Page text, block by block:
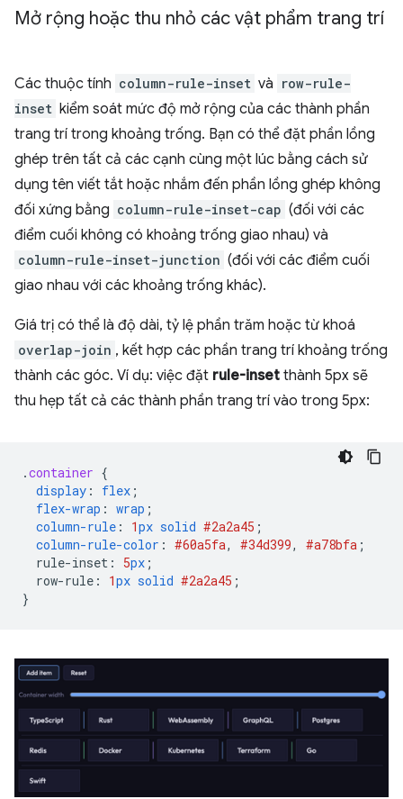
Mở rộng hoặc thu nhỏ các vật phẩm trang trí
Các thuộc tính column-rule-inset và row-rule-
inset kiểm soát mức độ mở rộng của các thành phần
trang trí trong khoảng trống. Bạn có thể đặt phần lồng
ghép trên tất cả các cạnh cùng một lúc bằng cách sử
dụng tên viết tắt hoặc nhắm đến phần lồng ghép không
đối xứng bằng column-rule-inset-cap (đối với các
điểm cuối không có khoảng trống giao nhau) và
column-rule-inset-junction (đối với các điểm cuối
giao nhau với các khoảng trống khác).
Giá trị có thể là độ dài, tỷ lệ phần trăm hoặc từ khoá
overlap-join , kết hợp các phần trang trí khoảng trống
thành các góc. Ví dụ: việc đặt rule-inset thành 5px sẽ
thu hẹp tất cả các thành phần trang trí vào trong 5px:
.container {
display : flex ;
flex-wrap : wrap ;
column-rule : 1px solid #2a2a45 ;
column-rule-color : #60a5fa, #34d399, #a78bfa ;
rule-inset : 5px ;
row-rule : 1px solid #2a2a45 ;
}